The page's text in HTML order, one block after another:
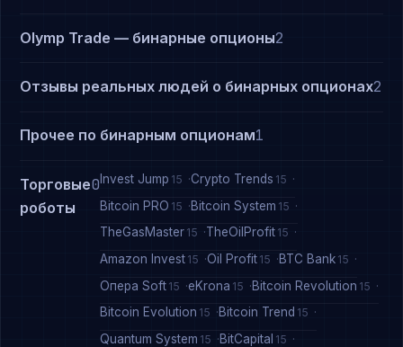
Olymp Trade — бинарные опционы2
Отзывы реальных людей о бинарных опционах2
Прочее по бинарным опционам1
Торговые
роботы
0 Invest Jump 15 Crypto Trends 15
Bitcoin PRO 15 Bitcoin System 15
TheGasMaster 15 TheOilProfit 15
Amazon Invest 15 Oil Profit 15 BTC Bank 15
Опера Soft 15 eKrona 15 Bitcoin Revolution 15
Bitcoin Evolution 15 Bitcoin Trend 15
Quantum System 15 BitCapital 15